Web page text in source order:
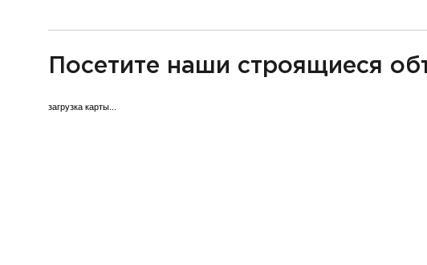
Посетите наши строящиеся
загрузка карты...